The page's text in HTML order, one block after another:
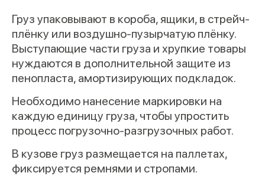
Груз упаковывают в короба, ящики, в стрейч-
плёнку или воздушно-пузырчатую плёнку.
Выступающие части груза и хрупкие товары
нуждаются в дополнительной защите из
пенопласта, амортизирующих подкладок.
Необходимо нанесение маркировки на
каждую единицу груза, чтобы упростить
процесс погрузочно-разгрузочных работ.
В кузове груз размещается на паллетах,
фиксируется ремнями и стропами.